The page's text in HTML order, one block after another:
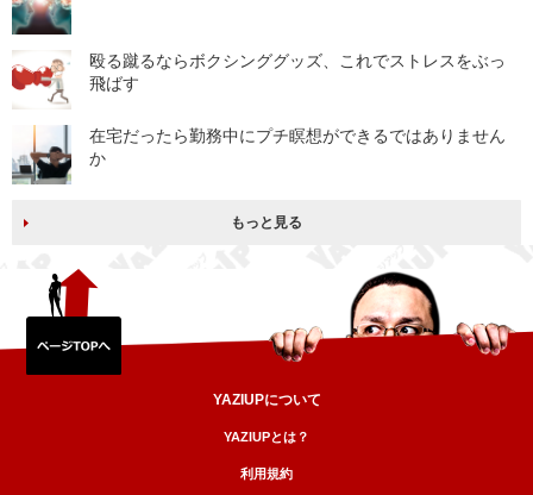
殴る蹴るならボクシンググッズ、これでストレスをぶっ
飛ばす
在宅だったら勤務中にプチ瞑想ができるではありません
か
もっと見る
YAZIUPについて
YAZIUPとは？
利用規約